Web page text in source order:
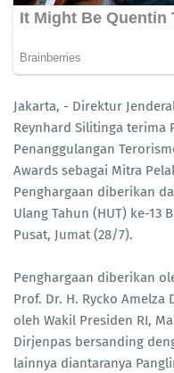
Jakarta, - Direktur
Reynhard Silitinga terima
Penanggulangan
Awards sebagai Mitra
Penghargaan diberikan
Ulang Tahun (HUT) ke-13
Pusat, Jumat (28/7).
Penghargaan diberikan
Prof. Dr. H. Rycko
oleh Wakil Presiden RI,
Dirjenpas bersanding
lainnya diantaranya